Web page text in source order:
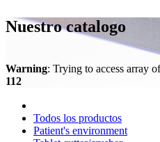
Nuestro catalogo
Warning: Trying to access array
112
Todos los productos
Patient's environment